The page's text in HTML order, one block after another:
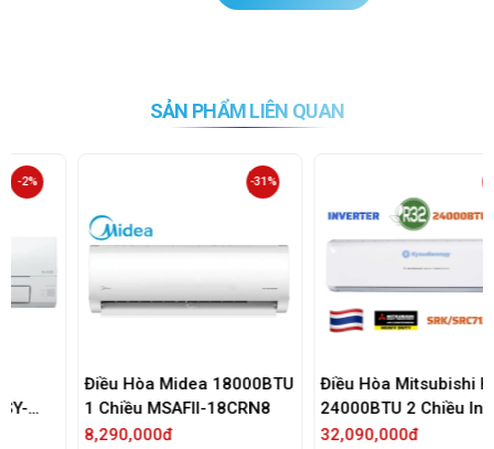
SẢN PHẨM LIÊN QUAN
Điều Hòa Midea 18000BTU
1 Chiều MSAFII-18CRN8
8,290,000đ
Điều Hòa Mitsubishi Heavy
24000BTU 2 Chiều Inverter
SRK/SRC71ZRS-W5
32,090,000đ